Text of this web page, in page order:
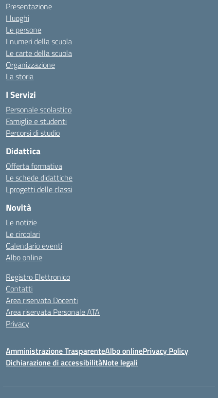
Presentazione
I luoghi
Le persone
I numeri della scuola
Le carte della scuola
Organizzazione
La storia
I Servizi
Personale scolastico
Famiglie e studenti
Percorsi di studio
Didattica
Offerta formativa
Le schede didattiche
I progetti delle classi
Novità
Le notizie
Le circolari
Calendario eventi
Albo online
Registro Elettronico
Contatti
Area riservata Docenti
Area riservata Personale ATA
Privacy
Amministrazione TrasparenteAlbo onlinePrivacy Policy
Dichiarazione di accessibilitàNote legali